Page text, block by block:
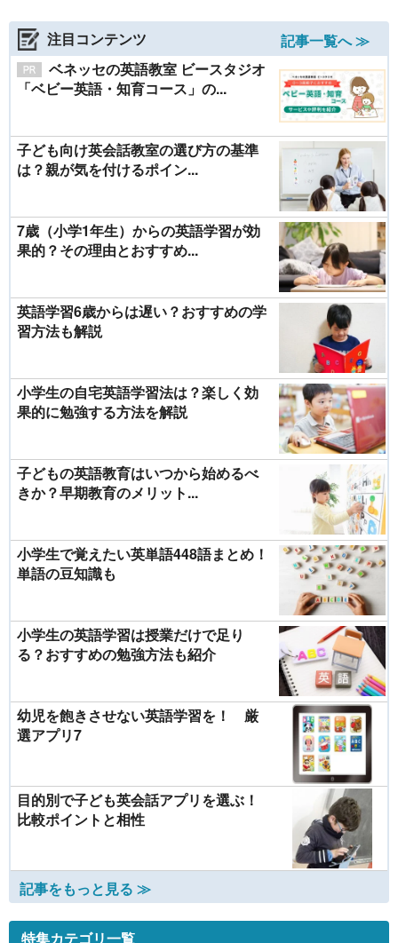
注目コンテンツ
記事一覧へ ≫
ベネッセの英語教室 ビースタジオ
「ベビー英語・知育コース」の...
子ども向け英会話教室の選び方の基準
は？親が気を付けるポイン...
7歳（小学1年生）からの英語学習が効
果的？その理由とおすすめ...
英語学習6歳からは遅い？おすすめの学
習方法も解説
小学生の自宅英語学習法は？楽しく効
果的に勉強する方法を解説
子どもの英語教育はいつから始めるべ
きか？早期教育のメリット...
小学生で覚えたい英単語448語まとめ！
単語の豆知識も
小学生の英語学習は授業だけで足り
る？おすすめの勉強方法も紹介
幼児を飽きさせない英語学習を！ 厳
選アプリ7
目的別で子ども英会話アプリを選ぶ！
比較ポイントと相性
記事をもっと見る ≫
特集カテゴリ一覧